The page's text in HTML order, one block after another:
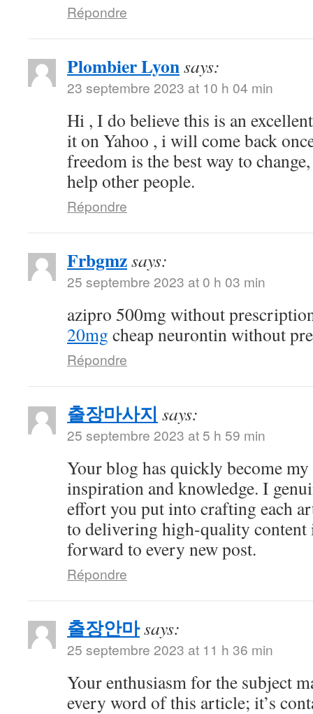
Répondre
Plombier Lyonsays:
23 septembre 2023 at 10 h 04 min
Hi , I do believe this is an
it on Yahoo , i will come back
freedom is the best way to
help other people.
Répondre
Frbgmzsays:
25 septembre 2023 at 0 h 03 min
azipro 500mg without
20mg cheap neurontin without
Répondre
출장마사지 says:
25 septembre 2023 at 5 h 59 min
Your blog has quickly become
inspiration and knowledge. I
effort you put into crafting each
to delivering high-quality content
forward to every new post.
Répondre
출장안마says:
25 septembre 2023 at 11 h 36 min
Your enthusiasm for the subject
every word of this article; it’s